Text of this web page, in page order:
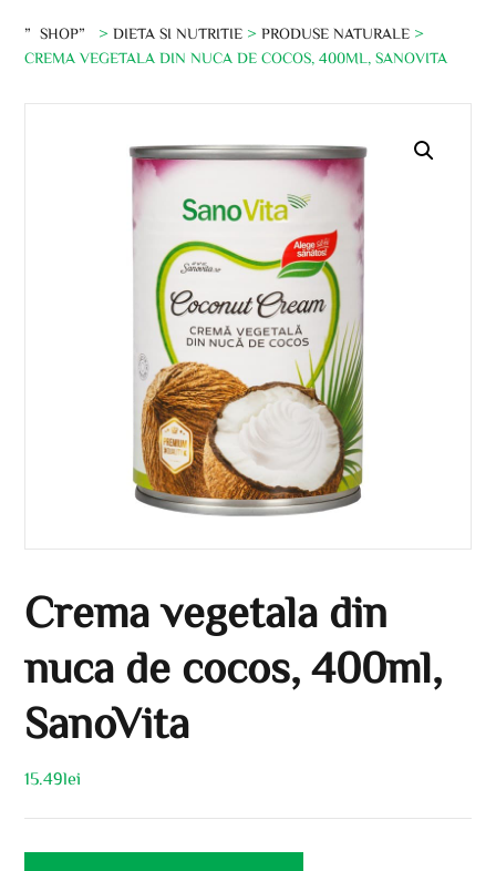
”SHOP” >DIETA SI NUTRITIE >PRODUSE NATURALE >
CREMA VEGETALA DIN NUCA DE COCOS, 400ML, SANOVITA
Crema vegetala din
nuca de cocos, 400ml,
SanoVita
15.49lei